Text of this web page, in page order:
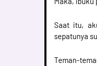
Saat itu,
sepatunya
Teman-